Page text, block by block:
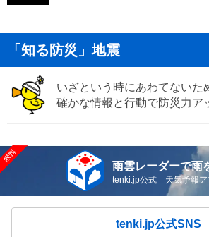
「知る防災」地震
いざという時にあわてないた
確かな情報と行動で防災力ア
雨雲レーダーで雨
tenki.jp公式 天気予報ア
tenki.jp公式SNS